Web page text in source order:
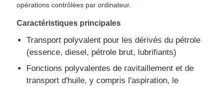
Tricycle électrique d'assainissement
Camion de marchandises
opérations contrôlées par ordinateur.
Caractéristiques principales
Transport polyvalent pour les dérivés du pétrole
(essence, diesel, pétrole brut, lubrifiants)
Fonctions polyvalentes de ravitaillement et de
transport d'huile, y compris l'aspiration, le